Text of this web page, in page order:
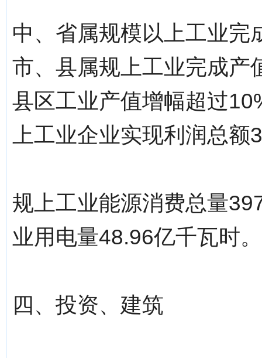
中、省属规模以上工业完
市、县属规上工业完成产
县区工业产值增幅超过
上工业企业实现利润总
规上工业能源消费总量
业用电量48.96亿千瓦时。
四、投资、建筑